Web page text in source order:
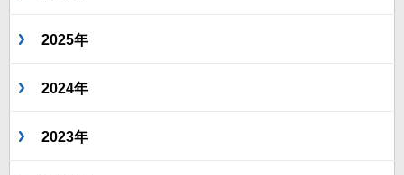
2025年
2024年
2023年